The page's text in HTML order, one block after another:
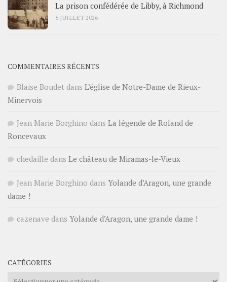
La prison confédérée de Libby, à Richmond
5 JUILLET 2026
COMMENTAIRES RÉCENTS
Blaise Boudet dans L’église de Notre-Dame de Rieux-
Minervois
Jean Marie Borghino dans La légende de Roland de
Roncevaux
chedaille dans Le château de Miramas-le-Vieux
Jean Marie Borghino dans Yolande d’Aragon, une grande
dame !
cazenave dans Yolande d’Aragon, une grande dame !
CATÉGORIES
Catégories